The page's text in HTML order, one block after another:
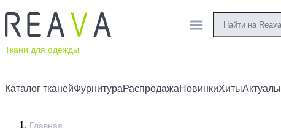
Ткани для одежды
Каталог тканейФурнитураРаспродажаНовинкиХиты
Главная